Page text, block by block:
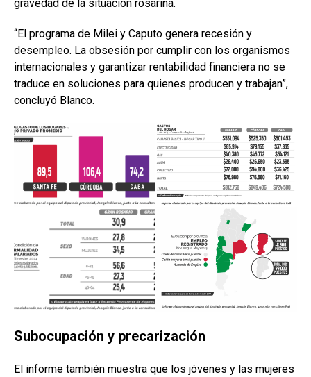
gravedad de la situación rosarina.
“El programa de Milei y Caputo genera recesión y
desempleo. La obsesión por cumplir con los organismos
internacionales y garantizar rentabilidad financiera no se
traduce en soluciones para quienes producen y trabajan”,
concluyó Blanco.
Subocupación y precarización
El informe también muestra que los jóvenes y las mujeres